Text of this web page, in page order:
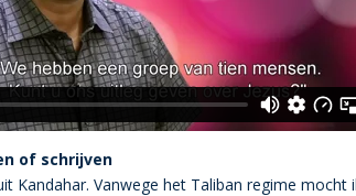
of schrijven
Kandahar. Vanwege het Taliban regime